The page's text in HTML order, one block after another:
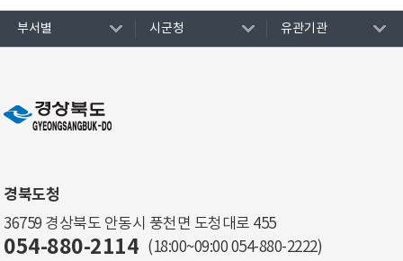
부서별 시군청 유관기관
경북도청
36759 경상북도 안동시 풍천면 도청대로 455
054-880-2114 (18:00~09:00 054-880-2222)